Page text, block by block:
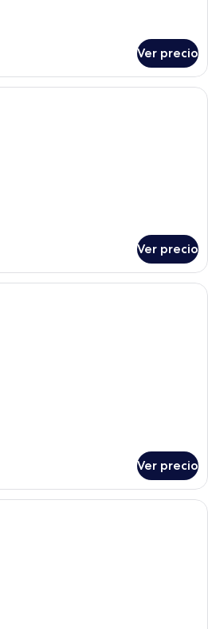
Ver precio
Un dormitorio con una cama de
Ver precio
Un dormitorio con cama de madera,
Ver precio
Un dormitorio con una cama de